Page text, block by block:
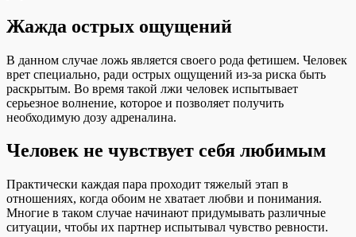
Жажда острых ощущений
В данном случае ложь является своего рода фетишем. Человек
врет специально, ради острых ощущений из-за риска быть
раскрытым. Во время такой лжи человек испытывает
серьезное волнение, которое и позволяет получить
необходимую дозу адреналина.
Человек не чувствует себя любимым
Практически каждая пара проходит тяжелый этап в
отношениях, когда обоим не хватает любви и понимания.
Многие в таком случае начинают придумывать различные
ситуации, чтобы их партнер испытывал чувство ревности.